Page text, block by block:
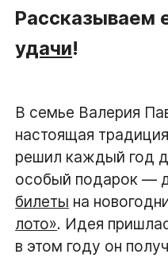
Рассказываем
удачи!
В семье Валерия
настоящая
решил каждый год
особый подарок —
билеты на
лото». Идея
в этом году он